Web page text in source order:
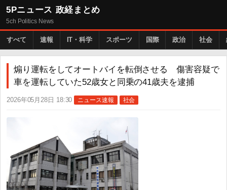
5Pニュース 政経まとめ
5ch Politics News
すべて 速報 IT・科学 スポーツ 国際 政治 社会
煽り運転をしてオートバイを転倒させる 傷害容疑で
車を運転していた52歳女と同乗の41歳夫を逮捕
2026年05月28日 18:30 ニュース速報 社会